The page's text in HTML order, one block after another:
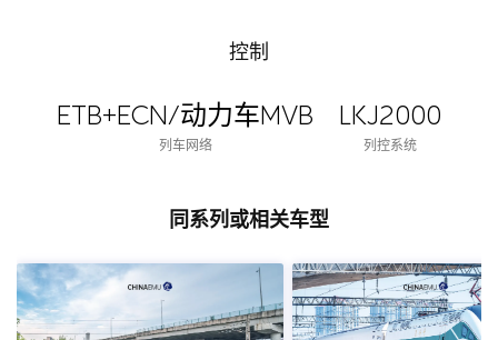
控制
ETB+ECN/动力车MVB
列车网络
LKJ2000
列控系统
同系列或相关车型